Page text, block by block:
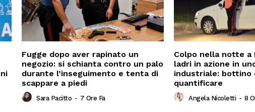
Fugge dopo aver rapinato un
negozio: si schianta contro un palo
durante l’inseguimento e tenta di
scappare a piedi
Sara Pacitto - 7 Ore Fa
Colpo nella notte a
ladri in azione in
industriale: bottino
quantificare
Angela Nicoletti - 8